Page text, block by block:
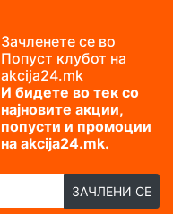
Зачленете се во
Попуст клубот на
akcija24.mk
И бидете во тек со
најновите акции,
попусти и промоции
на akcija24.mk.
ЗАЧЛЕНИ СЕ